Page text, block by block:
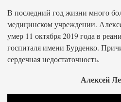
В последний год жизни много
медицинском учреждении.
умер 11 октября 2019 года в
госпиталя имени Бурденко.
сердечная недостаточность.
Алексей